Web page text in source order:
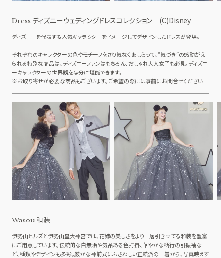
Dress ディズニーウェディングドレスコレクション (C)Disney
ディズニーを代表する人気キャラクターをイメージしてデザインしたドレスが登場。
それぞれのキャラクターの色やモチーフをさり気なくあしらって、“気づき”の感動がえ
られる特別な商品は、ディズニーファンはもちろん、おしゃれ大人女子も必見。ディズニ
ーキャラクターの世界観を存分に堪能できます。
※お取り寄せが必要な商品もございます。ご希望の際には事前にお問合せください
Wasou 和装
伊勢山ヒルズと伊勢山皇大神宮では、花嫁の美しさをより一層引き立てる和装を豊富
にご用意しています。伝統的な白無垢や気品ある色打掛、華やかな柄行の引振袖な
ど、種類やデザインも多彩。厳かな神前式にふさわしい正統派の一着から、写真映えす